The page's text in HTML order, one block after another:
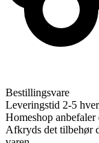
Bestillingsvare
Leveringstid 2-5
Homeshop
Afkryds det tilbehør